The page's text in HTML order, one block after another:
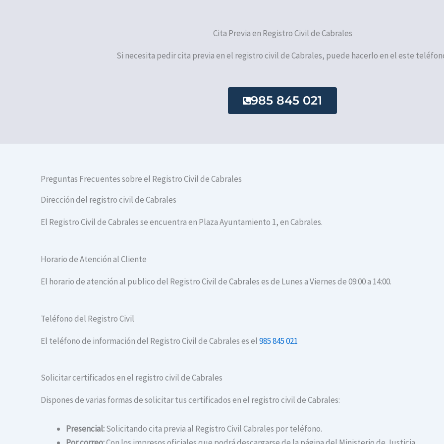
Cita Previa en Registro Civil de Cabrales
Si necesita pedir cita previa en el registro civil de Cabrales, puede hacerlo en el este
985 845 021
Preguntas Frecuentes sobre el Registro Civil de Cabrales
Dirección del registro civil de Cabrales
El Registro Civil de Cabrales se encuentra en Plaza Ayuntamiento 1, en Cabrales.
Horario de Atención al Cliente
El horario de atención al publico del Registro Civil de Cabrales es de Lunes a Viernes de 09:00 a 14:00.
Teléfono del Registro Civil
El teléfono de información del Registro Civil de Cabrales es el985 845 021
Solicitar certificados en el registro civil de Cabrales
Dispones de varias formas de solicitar tus certificados en el registro civil de Cabrales:
Presencial:Solicitando cita previa al Registro Civil Cabrales por teléfono.